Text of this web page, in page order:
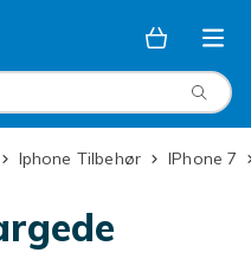
Iphone Tilbehør iPhone 7